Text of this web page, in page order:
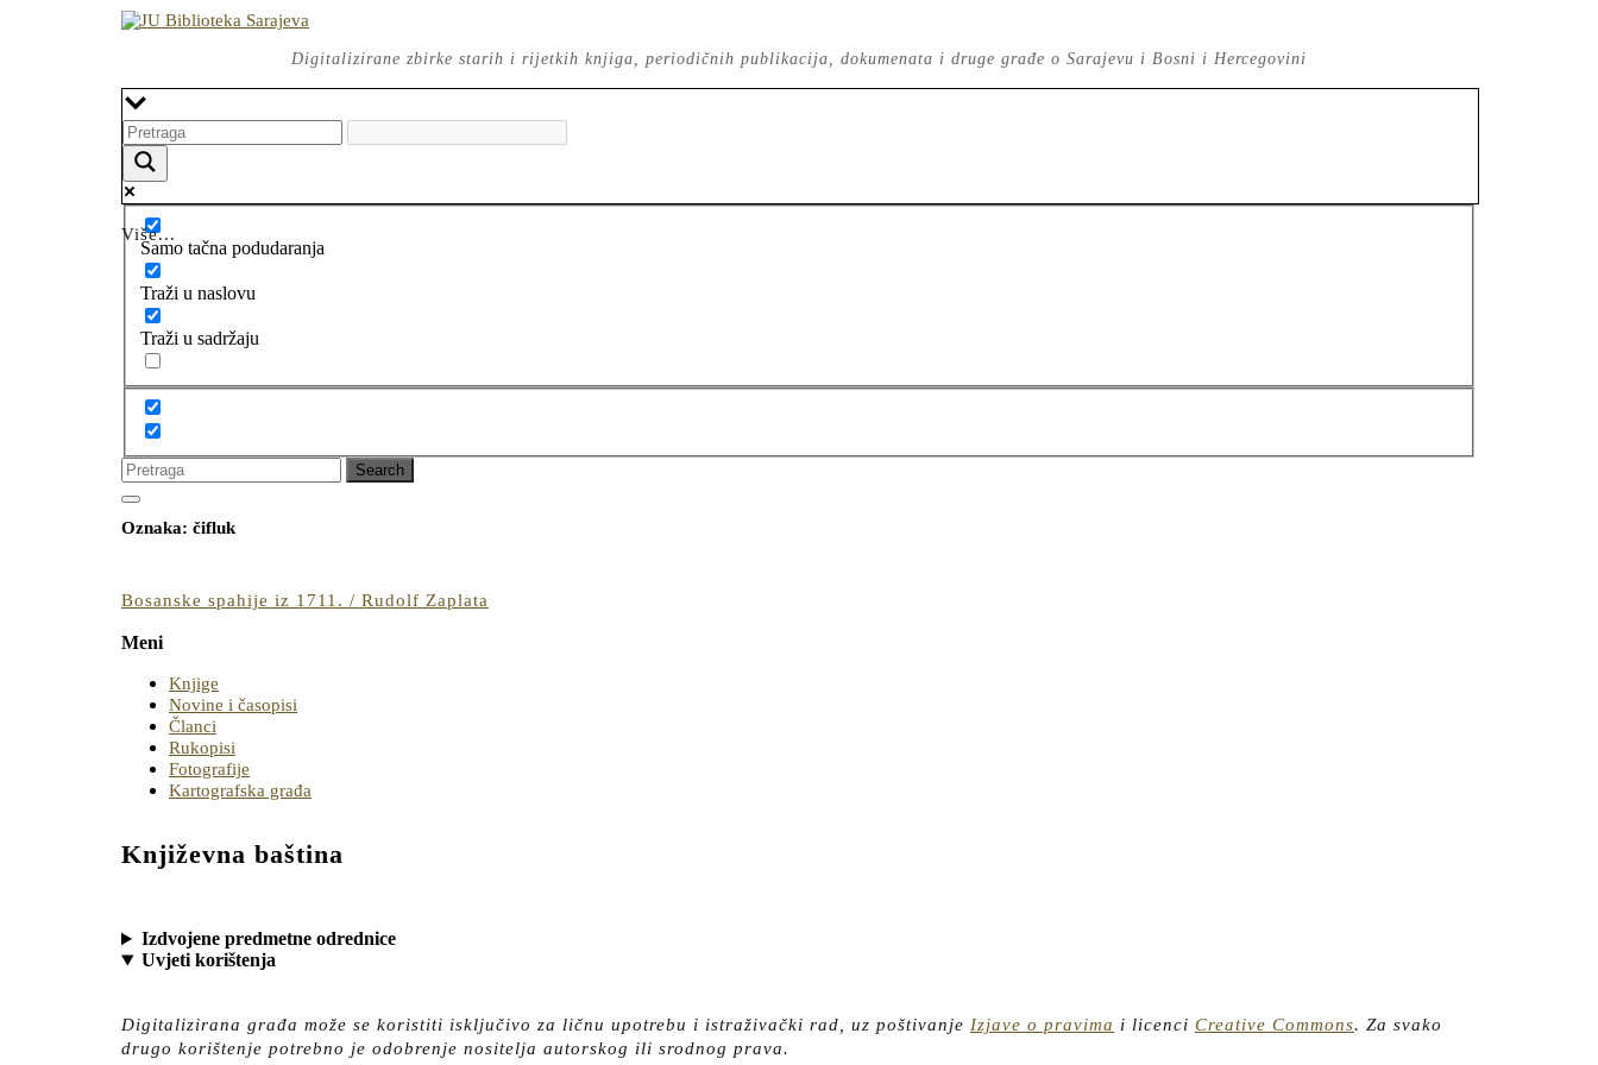
Skip
Digitalizirane zbirke starih i rijetkih knjiga, periodičnih publikacija, dokumenata i druge građe o Sarajevu i Bosni i Hercegovini
Više...
Samo tačna podudaranja
Traži u naslovu
Traži u sadržaju
Search
for:
Open
Button
BUTTON
Oznaka: čifluk
Bosanske spahije iz 1711. / Rudolf Zaplata
Meni
Knjige
Novine i časopisi
Članci
Rukopisi
Fotografije
Kartografska građa
Književna baština
Izdvojene predmetne odrednice
Uvjeti korištenja
Digitalizirana građa može se koristiti isključivo za ličnu upotrebu i istraživački rad, uz poštivanje Izjave o pravima i licenci Creative Commons. Za svako
drugo korištenje potrebno je odobrenje nositelja autorskog ili srodnog prava.